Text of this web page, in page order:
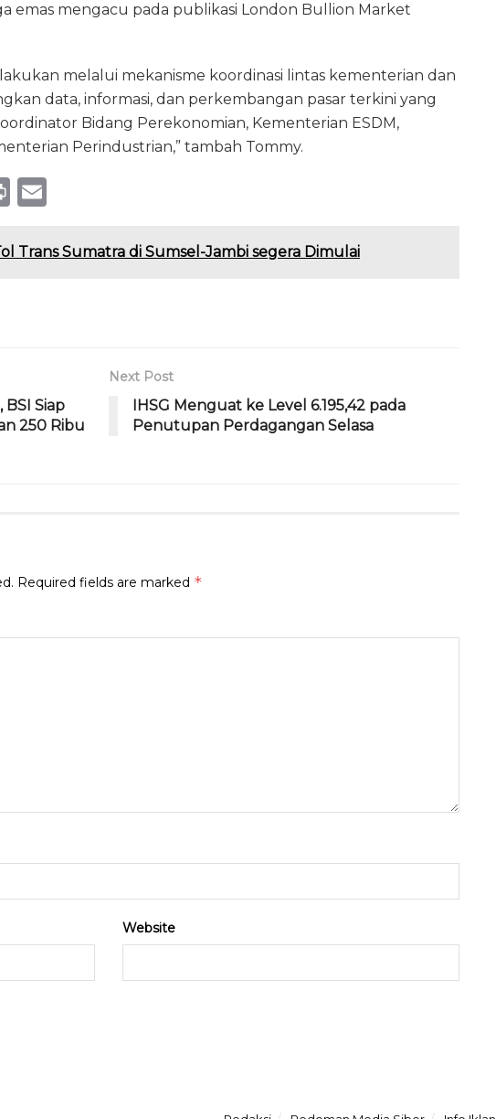
emas mengacu pada publikasi London Bullion Market
melalui mekanisme koordinasi lintas kementerian dan
data, informasi, dan perkembangan pasar terkini yang
Bidang Perekonomian, Kementerian ESDM,
Perindustrian,” tambah Tommy.
P
n ai
Trans Sumatra di Sumsel-Jambi segera Dimulai
Siap
250 Ribu
Next Post
IHSG Menguat ke Level 6.195,42 pada
Penutupan Perdagangan Selasa
Required fields are marked *
Website